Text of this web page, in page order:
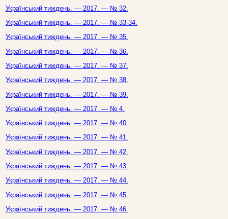
Український тиждень. — 2017. — № 32.
Український тиждень. — 2017. — № 33-34.
Український тиждень. — 2017. — № 35.
Український тиждень. — 2017. — № 36.
Український тиждень. — 2017. — № 37.
Український тиждень. — 2017. — № 38.
Український тиждень. — 2017. — № 39.
Український тиждень. — 2017. — № 4.
Український тиждень. — 2017. — № 40.
Український тиждень. — 2017. — № 41.
Український тиждень. — 2017. — № 42.
Український тиждень. — 2017. — № 43.
Український тиждень. — 2017. — № 44.
Український тиждень. — 2017. — № 45.
Український тиждень. — 2017. — № 46.